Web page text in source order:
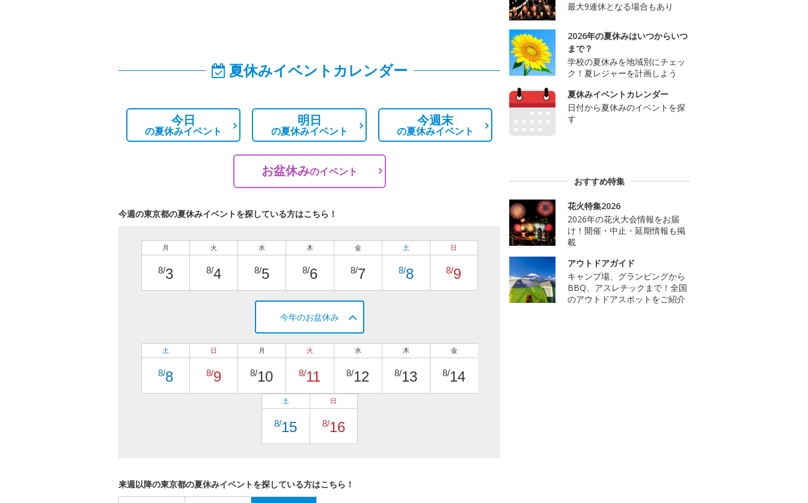
夏休みイベントカレンダー
今日
の夏休みイベント
明日
の夏休みイベント
今週末
の夏休みイベント
お盆休みのイベント
今週の東京都の夏休みイベントを探している方はこちら！
月
8/3
火
8/4
水
8/5
木
8/6
金
8/7
土
8/8
日
8/9
今年のお盆休み
土
8/8
日
8/9
月
8/10
火
8/11
水
8/12
木
8/13
金
8/14
土
8/15
日
8/16
来週以降の東京都の夏休みイベントを探している方はこちら！
最大9連休となる場合もあり
2026年の夏休みはいつからいつ
まで？
学校の夏休みを地域別にチェッ
ク！夏レジャーを計画しよう
夏休みイベントカレンダー
日付から夏休みのイベントを探
す
おすすめ特集
花火特集2026
2026年の花火大会情報をお届
け！開催・中止・延期情報も掲
載
アウトドアガイド
キャンプ場、グランピングから
BBQ、アスレチックまで！全国
のアウトドアスポットをご紹介